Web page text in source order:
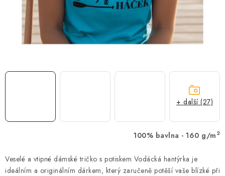
O nás Časté otázky
Obchodní podmínky
Zásady zpracování ochrany osobních údajů
Napište nám
100% bavlna - 160 g/m 2
Veselé a vtipné dámské tričko s potiskem Vodácká hantýrka je
ideálním a originálním dárkem, který zaručeně potěší vaše blízké při
+ další (27)